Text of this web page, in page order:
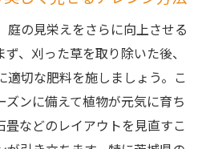
庭の見栄えをさらに向上させる
、刈った草を取り除いた後、
適切な肥料を施しましょう。こ
ズンに備えて植物が元気に育ち
畳などのレイアウトを見直すこ